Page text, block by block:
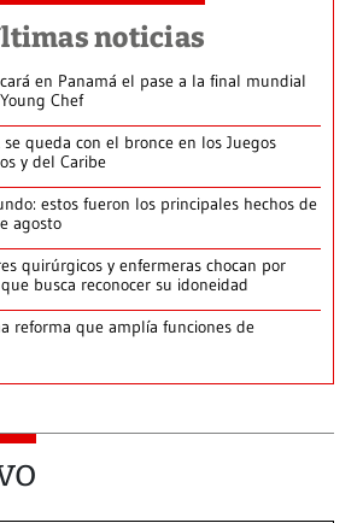
noticias
en Panamá el pase a la final mundial
Chef
se queda con el bronce en los Juegos
y del Caribe
estos fueron los principales hechos de
agosto
quirúrgicos y enfermeras chocan por
busca reconocer su idoneidad
reforma que amplía funciones de